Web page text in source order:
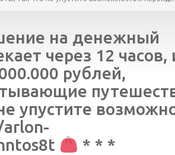
на денежный
через 12 часов,
рублей,
упустите
* * *